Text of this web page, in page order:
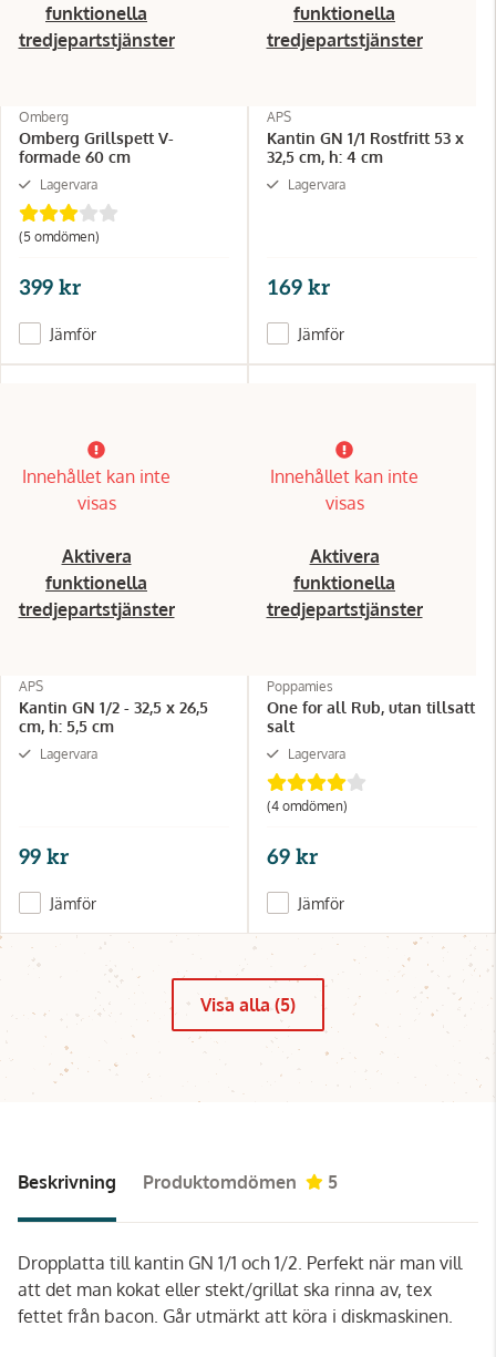
funktionella
tredjepartstjänster
Omberg
Omberg Grillspett V-
formade 60 cm
Lagervara
(5 omdömen)
399 kr
Jämför
funktionella
tredjepartstjänster
APS
Kantin GN 1/1 Rostfritt 53 x
32,5 cm, h: 4 cm
Lagervara
169 kr
Jämför
Innehållet kan inte
visas
Aktivera
funktionella
tredjepartstjänster
APS
Kantin GN 1/2 - 32,5 x 26,5
cm, h: 5,5 cm
Lagervara
99 kr
Jämför
Innehållet kan inte
visas
Aktivera
funktionella
tredjepartstjänster
Poppamies
One for all Rub, utan tillsatt
salt
Lagervara
(4 omdömen)
69 kr
Jämför
Visa alla (5)
Beskrivning Produktomdömen 5
Dropplatta till kantin GN 1/1 och 1/2. Perfekt när man vill
att det man kokat eller stekt/grillat ska rinna av, tex
fettet från bacon. Går utmärkt att köra i diskmaskinen.